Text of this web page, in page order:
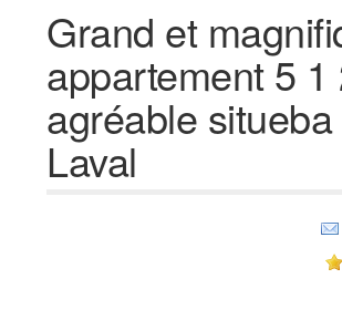
Grand et
appartement 5 1
agréable
Laval